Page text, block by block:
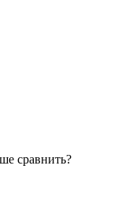
сравнить?